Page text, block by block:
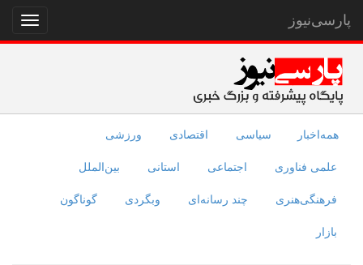
نمایش
منو
پارسی‌نیوز
همه‌اخبار سیاسی اقتصادی ورزشی
علمی فناوری اجتماعی استانی بین‌الملل
فرهنگی‌هنری چند رسانه‌ای وبگردی گوناگون
بازار